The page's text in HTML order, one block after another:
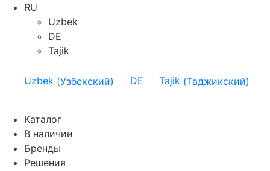
RU
Uzbek
DE
Tajik
Uzbek (Узбекский) DE Tajik (Таджикский)
Каталог
В наличии
Бренды
Решения